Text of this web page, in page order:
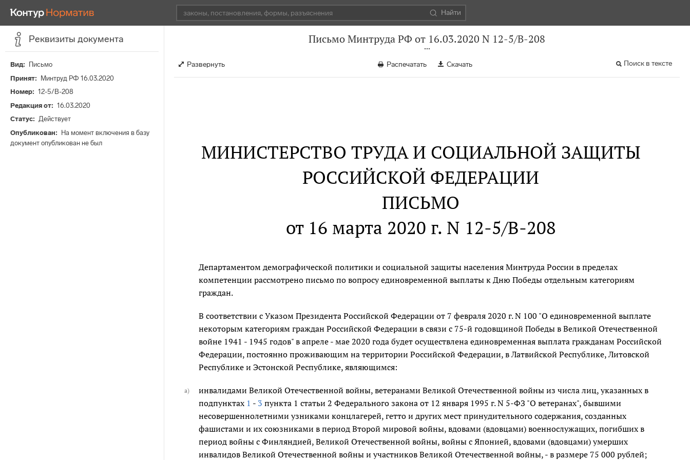
Найти
Реквизиты документа
Вид
Письмо
Принят
Минтруд РФ 16.03.2020
Номер
12-5/В-208
Редакция от
16.03.2020
Статус
Действует
Опубликован
На момент включения в базу
документ опубликован не был
Письмо Минтруда РФ от 16.03.2020 N 12-5/В-208
Развернуть Распечатать Скачать Поиск в тексте
МИНИСТЕРСТВО ТРУДА И СОЦИАЛЬНОЙ ЗАЩИТЫ
РОССИЙСКОЙ ФЕДЕРАЦИИ
ПИСЬМО
от 16 марта 2020 г. N 12-5/В-208
Департаментом демографической политики и социальной защиты населения Минтруда России в пределах
компетенции рассмотрено письмо по вопросу единовременной выплаты к Дню Победы отдельным категориям
граждан.
В соответствии с Указом Президента Российской Федерации от 7 февраля 2020 г. N 100 "О единовременной выплате
некоторым категориям граждан Российской Федерации в связи с 75-й годовщиной Победы в Великой Отечественной
войне 1941 - 1945 годов" в апреле - мае 2020 года будет осуществлена единовременная выплата гражданам Российской
Федерации, постоянно проживающим на территории Российской Федерации, в Латвийской Республике, Литовской
Республике и Эстонской Республике, являющимся:
а)
инвалидами Великой Отечественной войны, ветеранами Великой Отечественной войны из числа лиц, указанных в
подпунктах 1 - 3 пункта 1 статьи 2 Федерального закона от 12 января 1995 г. N 5-ФЗ "О ветеранах", бывшими
несовершеннолетними узниками концлагерей, гетто и других мест принудительного содержания, созданных
фашистами и их союзниками в период Второй мировой войны, вдовами (вдовцами) военнослужащих, погибших в
период войны с Финляндией, Великой Отечественной войны, войны с Японией, вдовами (вдовцами) умерших
инвалидов Великой Отечественной войны и участников Великой Отечественной войны, - в размере 75 000 рублей;